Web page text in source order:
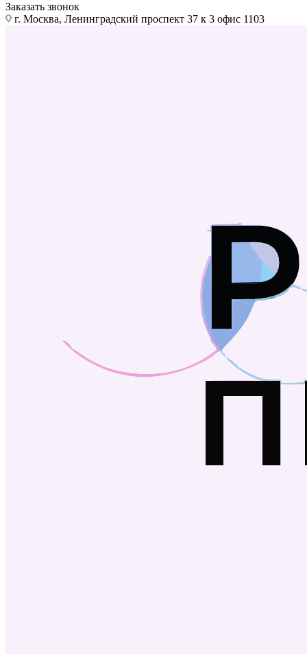
Заказать звонок
г. Москва, Ленинградский проспект 37 к 3 офис 1103